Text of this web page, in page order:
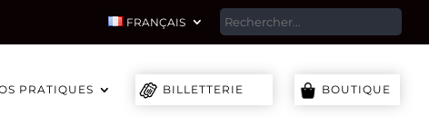
FRANÇAIS
PRATIQUES BILLETTERIE BOUTIQUE